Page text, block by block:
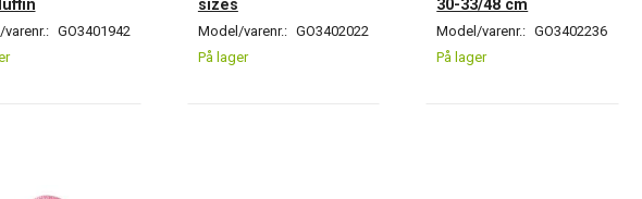
GO3401942
sizes
Model/varenr.: GO3402022
På lager
30-33/48 cm
Model/varenr.: GO3402236
På lager